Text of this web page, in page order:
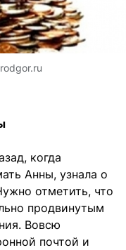
когда
Анны, узнала о
отметить, что
продвинутым
Вовсю
почтой и